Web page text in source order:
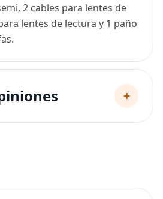
2 cables para lentes de
lentes de lectura y 1 paño
+